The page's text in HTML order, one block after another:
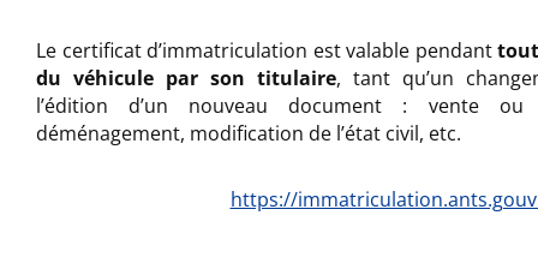
Le certificat d’immatriculation est valable pendant
du véhicule par son titulaire, tant qu’un
l’édition d’un nouveau document : vente ou
déménagement, modification de l’état civil, etc.
https://